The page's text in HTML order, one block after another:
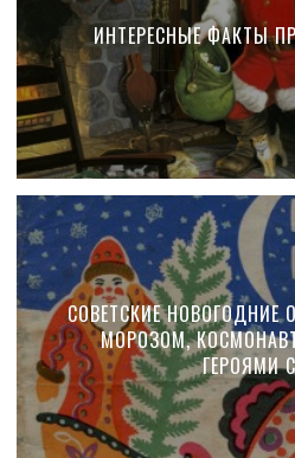
ИНТЕРЕСНЫЕ ФАКТЫ
СОВЕТСКИЕ
МОРОЗОМ,
ГЕРОЯМИ